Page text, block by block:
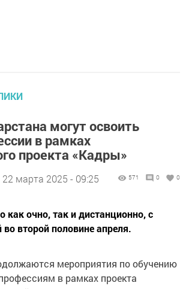
могут освоить
в рамках
проекта «Кадры»
22 марта 2025 - 09:25 571 0 0
как очно, так и дистанционно, с
второй половине апреля.
мероприятия по обучению
в рамках проекта